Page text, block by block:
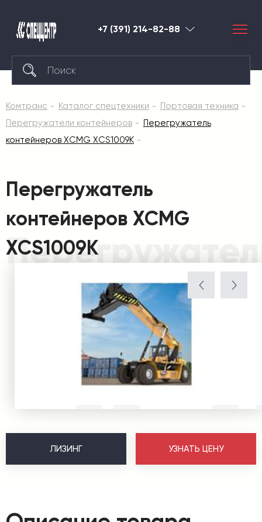
+7 (391) 214-82-88 Красноярск
Комтранс Каталог спецтехники
Портовая техника
Перегружатели контейнеров
Перегружатель
контейнеров XCMG XCS1009K
Перегружатель
контейнеров XCMG
XCS1009K
ЛИЗИНГ УЗНАТЬ ЦЕНУ